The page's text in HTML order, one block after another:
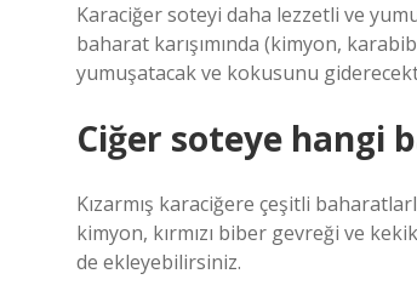
Karaciğer soteyi daha lezzetli ve
baharat karışımında (kimyon,
yumuşatacak ve kokusunu
Ciğer soteye hangi
Kızarmış karaciğere çeşitli
kimyon, kırmızı biber gevreği ve
de ekleyebilirsiniz.